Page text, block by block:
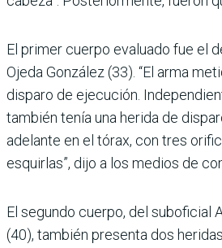
El primer cuerpo evaluado fue el
Ojeda González (33). “El arma
dis­paro de ejecución.
también tenía una herida de
adelante en el tórax, con tres
esquirlas”, dijo a los medios de
El segundo cuerpo, del subo­ficial
(40), también presenta dos